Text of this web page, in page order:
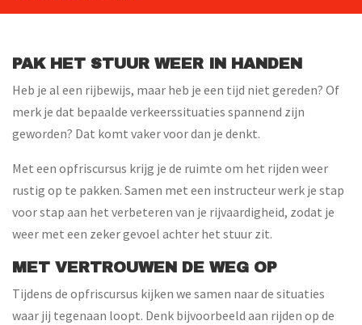
PAK HET STUUR WEER IN HANDEN
Heb je al een rijbewijs, maar heb je een tijd niet gereden? Of
merk je dat bepaalde verkeerssituaties spannend zijn
geworden? Dat komt vaker voor dan je denkt.
Met een opfriscursus krijg je de ruimte om het rijden weer
rustig op te pakken. Samen met een instructeur werk je stap
voor stap aan het verbeteren van je rijvaardigheid, zodat je
weer met een zeker gevoel achter het stuur zit.
MET VERTROUWEN DE WEG OP
Tijdens de opfriscursus kijken we samen naar de situaties
waar jij tegenaan loopt. Denk bijvoorbeeld aan rijden op de